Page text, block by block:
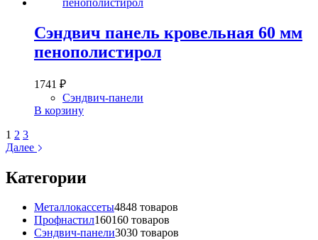
Сэндвич панель кровельная 60 мм
пенополистирол
1741 ₽
Сэндвич-панели
В корзину
1 2 3
Далее
Категории
Металлокассеты4848 товаров
Профнастил160160 товаров
Сэндвич-панели3030 товаров